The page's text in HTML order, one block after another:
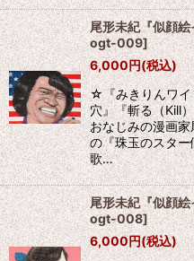
尾形未紀『似顔
ogt-009]
6,000円(税込)
☆『みきりんワイ
穴』『斬る（Kill
おなじみの漫画
の『珠玉のスタ
歌…
尾形未紀『似顔
ogt-008]
6,000円(税込)